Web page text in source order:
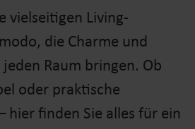
vielseitigen Living-
die Charme und
Raum bringen. Ob
oder praktische
hier finden Sie alles für ein